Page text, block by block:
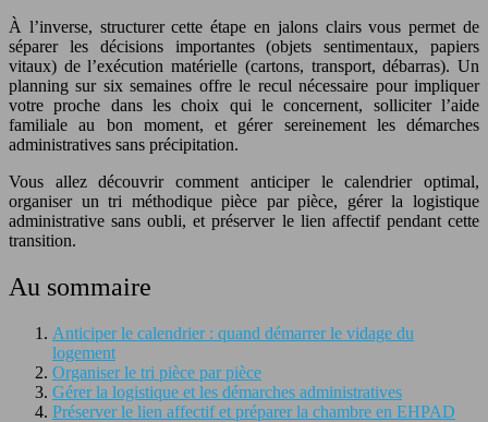
À l’inverse, structurer cette étape en jalons clairs vous permet de
séparer les décisions importantes (objets sentimentaux, papiers
vitaux) de l’exécution matérielle (cartons, transport, débarras). Un
planning sur six semaines offre le recul nécessaire pour impliquer
votre proche dans les choix qui le concernent, solliciter l’aide
familiale au bon moment, et gérer sereinement les démarches
administratives sans précipitation.
Vous allez découvrir comment anticiper le calendrier optimal,
organiser un tri méthodique pièce par pièce, gérer la logistique
administrative sans oubli, et préserver le lien affectif pendant cette
transition.
Au sommaire
Anticiper le calendrier : quand démarrer le vidage du
logement
Organiser le tri pièce par pièce
Gérer la logistique et les démarches administratives
Préserver le lien affectif et préparer la chambre en EHPAD